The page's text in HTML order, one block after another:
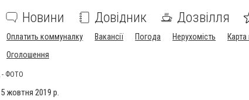
Новини Довідник Дозвілля
Оплатить коммуналку Вакансії Погода Нерухомість Карта
Оголошення
- ФОТО
жовтня 2019 р.